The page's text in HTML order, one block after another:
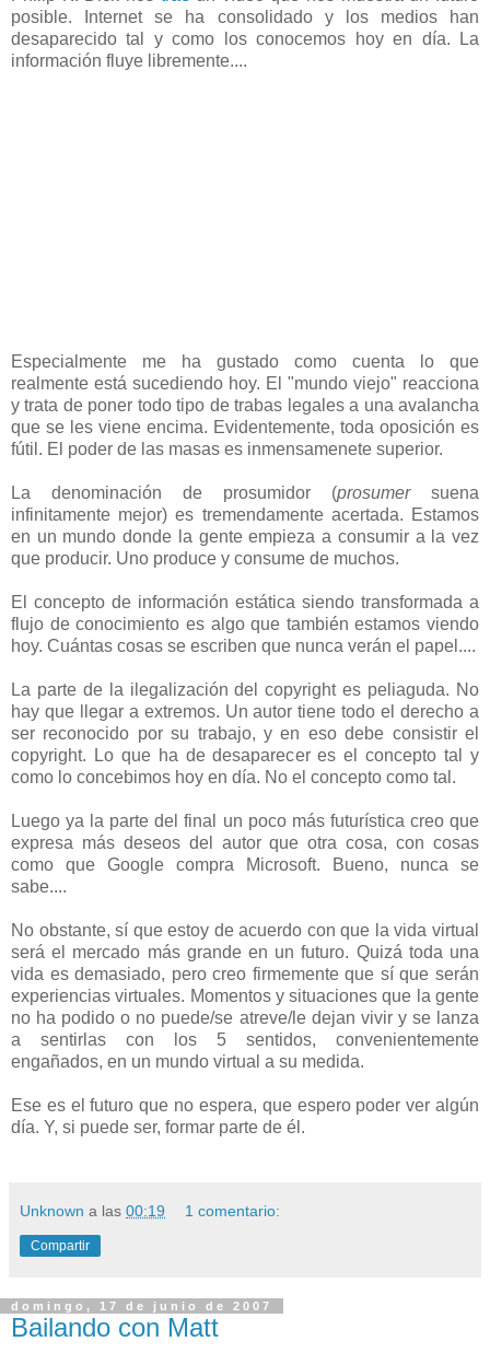
posible. Internet se ha consolidado y los medios han
desaparecido tal y como los conocemos hoy en día. La
información fluye libremente....
Especialmente me ha gustado como cuenta lo que
realmente está sucediendo hoy. El "mundo viejo" reacciona
y trata de poner todo tipo de trabas legales a una avalancha
que se les viene encima. Evidentemente, toda oposición es
fútil. El poder de las masas es inmensamenete superior.
La denominación de prosumidor (prosumer suena
infinitamente mejor) es tremendamente acertada. Estamos
en un mundo donde la gente empieza a consumir a la vez
que producir. Uno produce y consume de muchos.
El concepto de información estática siendo transformada a
flujo de conocimiento es algo que también estamos viendo
hoy. Cuántas cosas se escriben que nunca verán el papel....
La parte de la ilegalización del copyright es peliaguda. No
hay que llegar a extremos. Un autor tiene todo el derecho a
ser reconocido por su trabajo, y en eso debe consistir el
copyright. Lo que ha de desaparecer es el concepto tal y
como lo concebimos hoy en día. No el concepto como tal.
Luego ya la parte del final un poco más futurística creo que
expresa más deseos del autor que otra cosa, con cosas
como que Google compra Microsoft. Bueno, nunca se
sabe....
No obstante, sí que estoy de acuerdo con que la vida virtual
será el mercado más grande en un futuro. Quizá toda una
vida es demasiado, pero creo firmemente que sí que serán
experiencias virtuales. Momentos y situaciones que la gente
no ha podido o no puede/se atreve/le dejan vivir y se lanza
a sentirlas con los 5 sentidos, convenientemente
engañados, en un mundo virtual a su medida.
Ese es el futuro que no espera, que espero poder ver algún
día. Y, si puede ser, formar parte de él.
Unknown a las 00:19 1 comentario:
Compartir
domingo, 17 de junio de 2007
Bailando con Matt